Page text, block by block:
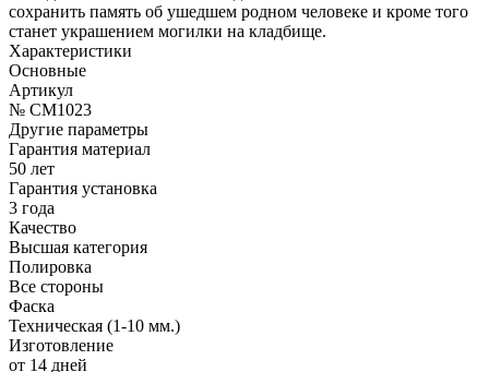
сохранить память об ушедшем родном человеке и кроме того
станет украшением могилки на кладбище.
Характеристики
Основные
Артикул
№ CM1023
Другие параметры
Гарантия материал
50 лет
Гарантия установка
3 года
Качество
Высшая категория
Полировка
Все стороны
Фаска
Техническая (1-10 мм.)
Изготовление
от 14 дней